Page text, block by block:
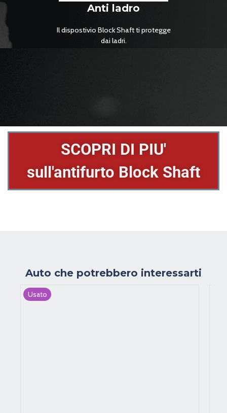
Il dispostivio Block Shaft ti protegge
SCOPRI DI PIU'
sull'antifurto Block Shaft
Auto che potrebbero interessarti
Usato